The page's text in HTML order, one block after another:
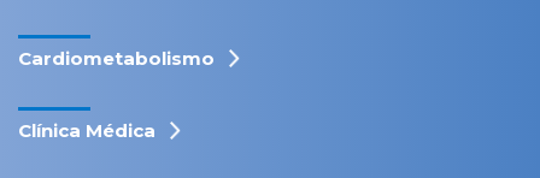
Cardiometabolismo
Clínica Médica